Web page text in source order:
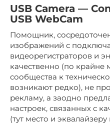
USB Camera —
USB WebCam
Помощник,
изображений с
видеорегистраторов и
качественно (по крайне
сообщества к
возникают редко), не
рекламу, а заодно
настроек, связанных с
(тут место и